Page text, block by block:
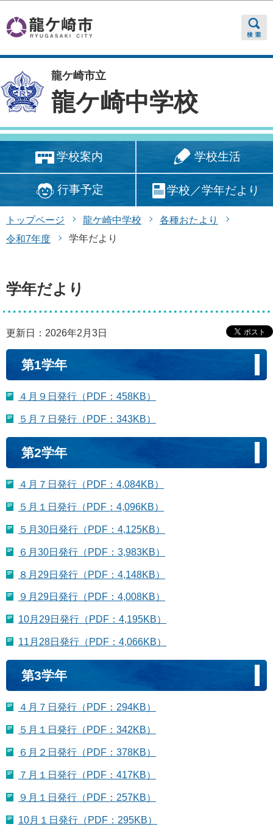
龍ケ崎市立
龍ケ崎中学校
学校案内 学校生活
行事予定 学校／学年だより
トップページ 龍ケ崎中学校
各種おたより
令和7年度
学年だより
学年だより
更新日：2026年2月3日
第1学年
４月９日発行（PDF：458KB）
５月７日発行（PDF：343KB）
第2学年
４月７日発行（PDF：4,084KB）
５月１日発行（PDF：4,096KB）
５月30日発行（PDF：4,125KB）
６月30日発行（PDF：3,983KB）
８月29日発行（PDF：4,148KB）
９月29日発行（PDF：4,008KB）
10月29日発行（PDF：4,195KB）
11月28日発行（PDF：4,066KB）
第3学年
４月７日発行（PDF：294KB）
５月１日発行（PDF：342KB）
６月２日発行（PDF：378KB）
７月１日発行（PDF：417KB）
９月１日発行（PDF：257KB）
10月１日発行（PDF：295KB）